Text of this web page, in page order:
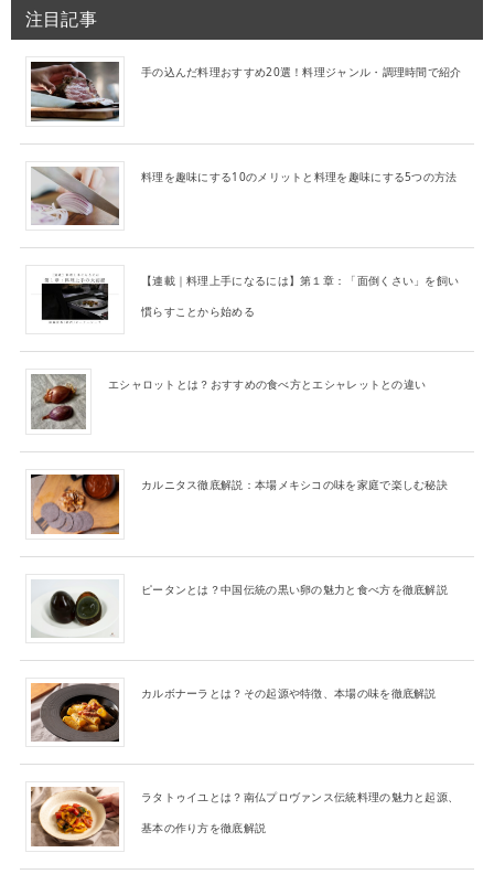
注目記事
手の込んだ料理おすすめ20選！料理ジャンル・調理時間で紹介
料理を趣味にする10のメリットと料理を趣味にする5つの方法
【連載｜料理上手になるには】第１章：「面倒くさい」を飼い
慣らすことから始める
エシャロットとは？おすすめの食べ方とエシャレットとの違い
カルニタス徹底解説：本場メキシコの味を家庭で楽しむ秘訣
ピータンとは？中国伝統の黒い卵の魅力と食べ方を徹底解説
カルボナーラとは？その起源や特徴、本場の味を徹底解説
ラタトゥイユとは？南仏プロヴァンス伝統料理の魅力と起源、
基本の作り方を徹底解説